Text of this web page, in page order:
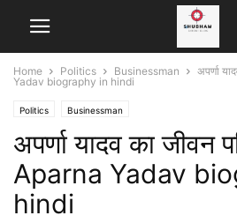
Home Politics Businessman
अपर्णा
Yadav biography in hindi
Politics Businessman
अपर्णा यादव का जीवन
Aparna Yadav
hindi